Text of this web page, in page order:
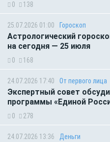
0 138
25.07.2026 01:00 Гороскоп
Астрологический
на сегодня — 25 июля
0 168
24.07.2026 17:40 От первого лица
Экспертный совет
программы «Единой
0 278
24.07.2026 13:36 Деньги